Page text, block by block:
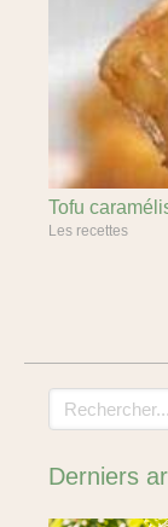
Tofu
Les recettes
Rechercher
Derniers